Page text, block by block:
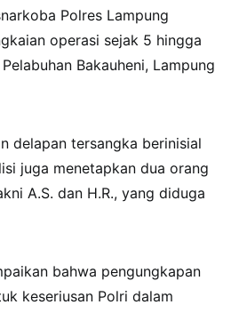
Polres Lampung
operasi sejak 5 hingga
Bakauheni, Lampung
delapan tersangka berinisial
juga menetapkan dua orang
A.S. dan H.R., yang diduga
bahwa pengungkapan
keseriusan Polri dalam